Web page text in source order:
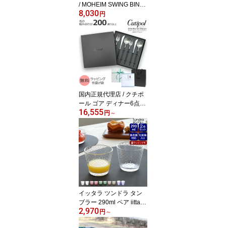
/ MOHEIM SWING BIN
【ゴミ箱 ダストボックス
スイング式 おしゃれ 蓋
つき ふた付き 丸型】
【インテリア】
8,030 円
国内正規代理店 / クチポ
ール ゴア ディナー6点セ
ット ギフトボックス入り
Cutipol GOA 【正規品 カ
トラリー 化粧箱付 ナイ
フ フォーク スプーン テ
ーブル 結婚祝い プレゼ
ント お中元 ギフトセッ
ト 食器】【クチポール C
utipol】【食器 カトラリ
ー】【ギフト】
16,555 円 ～
イッタラ ツンドラ タン
ブラー 290ml ペア iittala
Tundra 【グラス セット
ギフト 結婚祝い プレゼ
2,970 円 ～